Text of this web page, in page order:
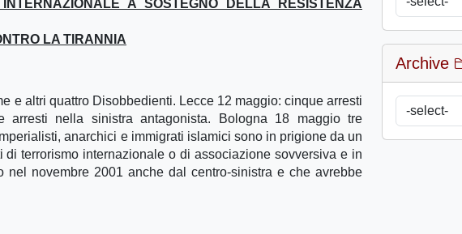
A SOSTEGNO DELLA RESISTENZA
LA TIRANNIA
e altri quattro Disobbedienti. Lecce 12 maggio: cinque arresti
arresti nella sinistra antagonista. Bologna 18 maggio tre
anarchici e immigrati islamici sono in prigione da un
terrorismo internazionale o di associazione sovversiva e in
novembre 2001 anche dal centro-sinistra e che avrebbe
Archive